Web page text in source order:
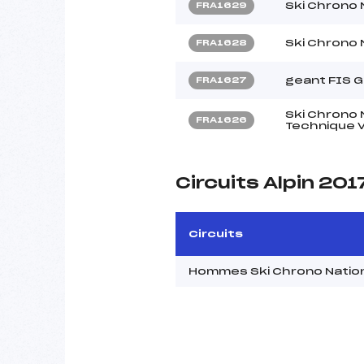
FRA1629 Ski Chrono
FRA1628 Ski Chrono
FRA1627 geant FIS
FRA1626
Ski Chrono
Technique
Circuits Alpin
Circuits
Hommes Ski Chrono